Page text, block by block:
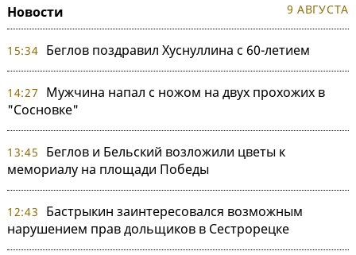
Новости 9 АВГУСТА
15:34 Беглов поздравил Хуснуллина с 60-летием
14:27
Мужчина напал с ножом на двух прохожих в
"Сосновке"
13:45
Беглов и Бельский возложили цветы к
мемориалу на площади Победы
12:43
Бастрыкин заинтересовался возможным
нарушением прав дольщиков в Сестрорецке